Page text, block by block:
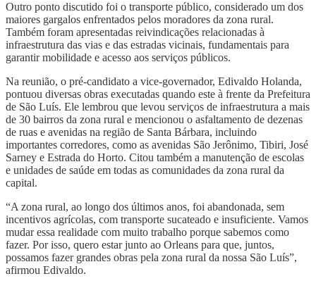
Outro ponto discutido foi o transporte público, considerado um dos
maiores gargalos enfrentados pelos moradores da zona rural.
Também foram apresentadas reivindicações relacionadas à
infraestrutura das vias e das estradas vicinais, fundamentais para
garantir mobilidade e acesso aos serviços públicos.
Na reunião, o pré-candidato a vice-governador, Edivaldo Holanda,
pontuou diversas obras executadas quando este à frente da Prefeitura
de São Luís. Ele lembrou que levou serviços de infraestrutura a mais
de 30 bairros da zona rural e mencionou o asfaltamento de dezenas
de ruas e avenidas na região de Santa Bárbara, incluindo
importantes corredores, como as avenidas São Jerônimo, Tibiri, José
Sarney e Estrada do Horto. Citou também a manutenção de escolas
e unidades de saúde em todas as comunidades da zona rural da
capital.
“A zona rural, ao longo dos últimos anos, foi abandonada, sem
incentivos agrícolas, com transporte sucateado e insuficiente. Vamos
mudar essa realidade com muito trabalho porque sabemos como
fazer. Por isso, quero estar junto ao Orleans para que, juntos,
possamos fazer grandes obras pela zona rural da nossa São Luís”,
afirmou Edivaldo.